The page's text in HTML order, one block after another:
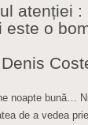
atenției
este o
Denis
noapte bună…
de a vedea